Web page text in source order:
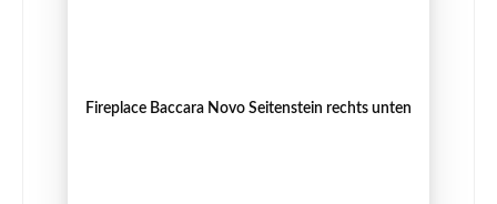
Fireplace Baccara Novo Seitenstein rechts unten